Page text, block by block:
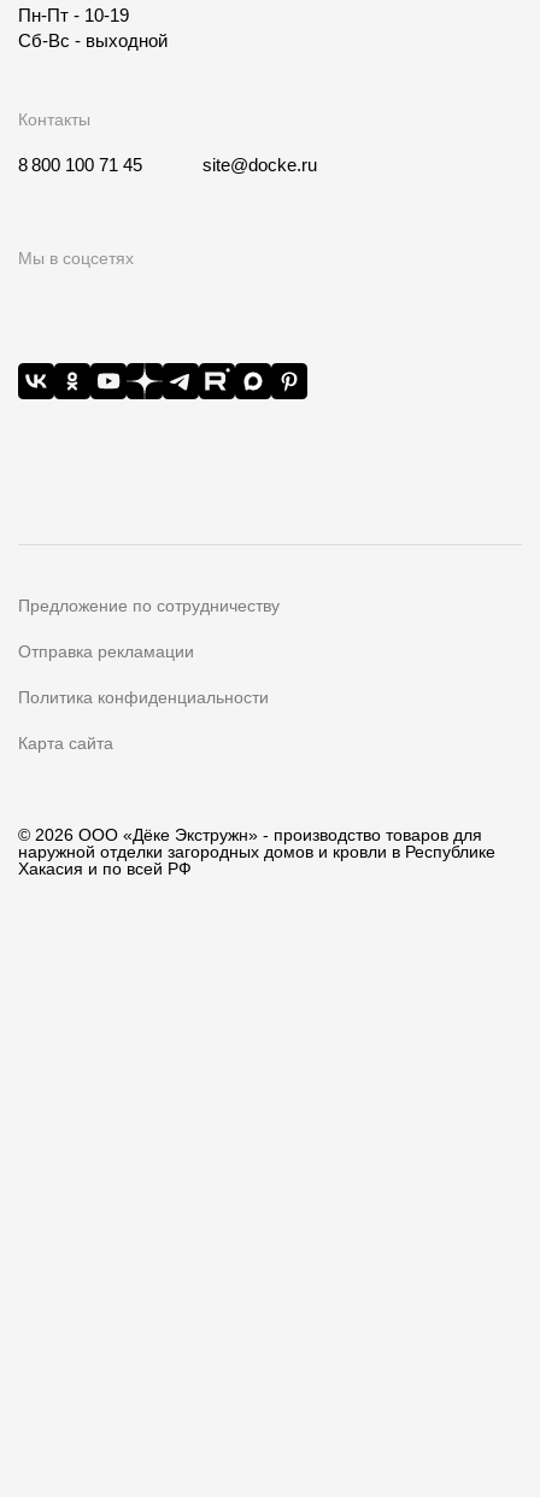
Пн-Пт - 10-19
Сб-Вс - выходной
Контакты
8 800 100 71 45 site@docke.ru
Мы в соцсетях
Предложение по сотрудничеству
Отправка рекламации
Политика конфиденциальности
Карта сайта
© 2026 ООО «Дёке Экстружн» - производство товаров для
наружной отделки загородных домов и кровли в Республике
Хакасия и по всей РФ